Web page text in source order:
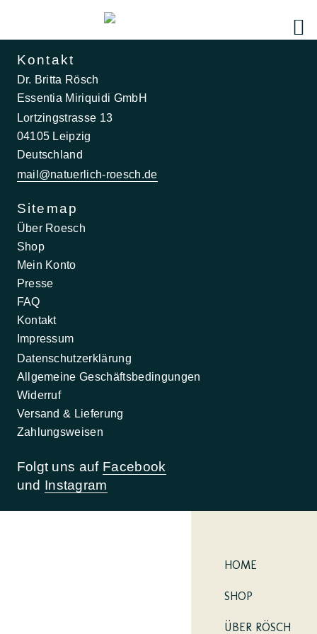
Kontakt
Dr. Britta Rösch
Essentia Miriquidi GmbH
Lortzingstrasse 13
04105 Leipzig
Deutschland
mail@natuerlich-roesch.de
Sitemap
Über Roesch
Shop
Mein Konto
Presse
FAQ
Kontakt
Impressum
Datenschutzerklärung
Allgemeine Geschäftsbedingungen
Widerruf
Versand & Lieferung
Zahlungsweisen
Folgt uns auf Facebook
und Instagram
HOME
SHOP
ÜBER RÖSCH